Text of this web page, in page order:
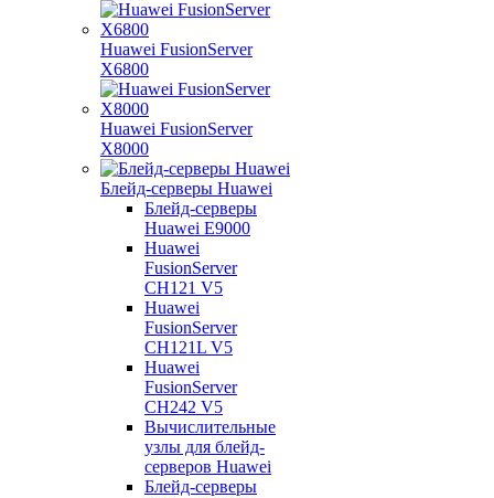
Huawei FusionServer
X6800
Huawei FusionServer
X8000
Блейд-серверы Huawei
Блейд-серверы
Huawei E9000
Huawei
FusionServer
CH121 V5
Huawei
FusionServer
CH121L V5
Huawei
FusionServer
CH242 V5
Вычислительные
узлы для блейд-
серверов Huawei
Блейд-серверы